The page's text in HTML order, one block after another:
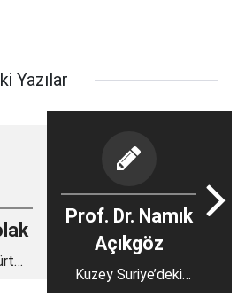
Yazılar
Prof. Dr. Namık
Açıkgöz
Kuzey Suriye’deki
Tehlikeyi Söyledik,